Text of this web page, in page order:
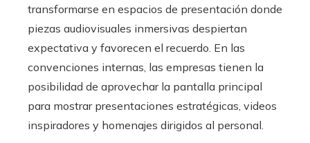
transformarse en espacios de presentación donde
piezas audiovisuales inmersivas despiertan
expectativa y favorecen el recuerdo. En las
convenciones internas, las empresas tienen la
posibilidad de aprovechar la pantalla principal
para mostrar presentaciones estratégicas, videos
inspiradores y homenajes dirigidos al personal.